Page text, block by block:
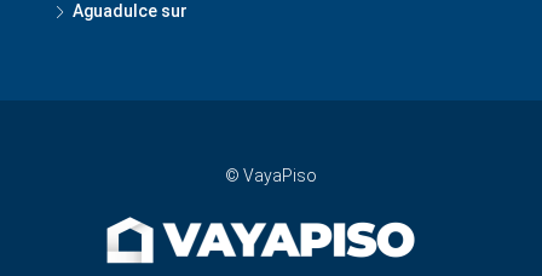
Aguadulce sur
© VayaPiso